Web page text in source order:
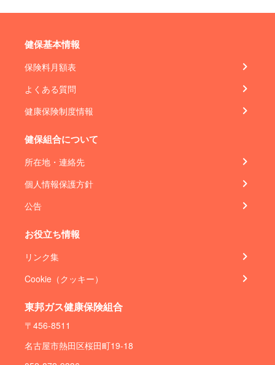
健保基本情報
保険料月額表
よくある質問
健康保険制度情報
健保組合について
所在地・連絡先
個人情報保護方針
公告
お役立ち情報
リンク集
Cookie（クッキー）
東邦ガス健康保険組合
〒456-8511
名古屋市熱田区桜田町19-18